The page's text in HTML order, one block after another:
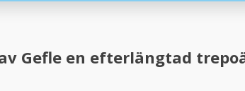
Gefle en efterlängtad